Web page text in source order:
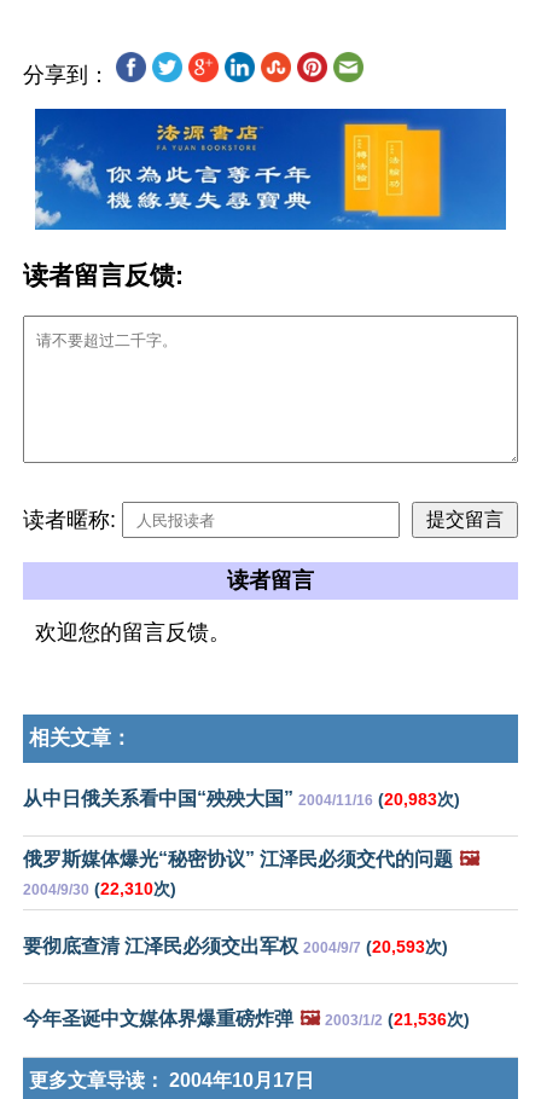
分享到：
读者留言反馈:
读者暱称:
读者留言
欢迎您的留言反馈。
相关文章：
从中日俄关系看中国“殃殃大国” 2004/11/16 (20,983次)
俄罗斯媒体爆光“秘密协议” 江泽民必须交代的问题 🖼️
2004/9/30 (22,310次)
要彻底查清 江泽民必须交出军权 2004/9/7 (20,593次)
今年圣诞中文媒体界爆重磅炸弹 🖼️ 2003/1/2 (21,536次)
更多文章导读： 2004年10月17日